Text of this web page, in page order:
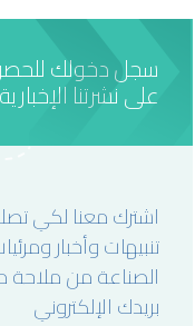
سجل دخولك
على نشرتنا الإخبارية
اشترك معنا لكي
تنبيهات وأخبار
الصناعة من ملاحة
بريدك الإلكتروني